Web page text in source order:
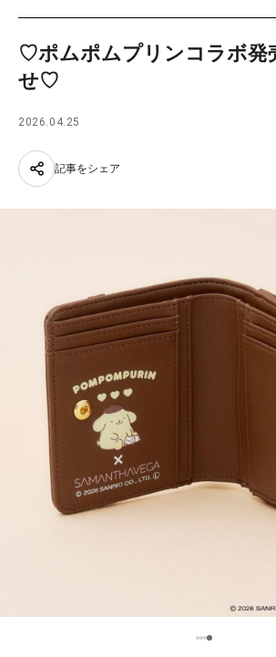
PARCOメンバーズ
JP
♡ポムポムプリンコラボ発
せ♡
2026.04.25
記事をシェア
123